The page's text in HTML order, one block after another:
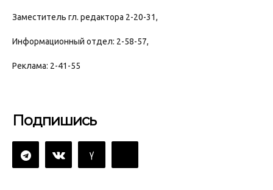
Заместитель гл. редактора 2-20-31,
Информационный отдел: 2-58-57,
Реклама: 2-41-55
Подпишись